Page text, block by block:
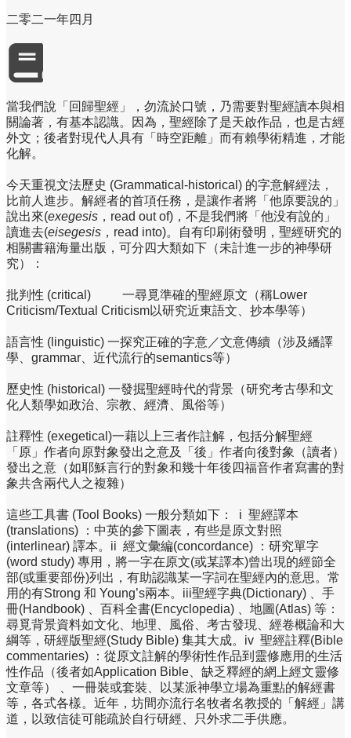
二零二一年四月
當我們說「回歸聖經」，勿流於口號，乃需要對聖經讀本與相
關論著，有基本認識。因為，聖經除了是天啟作品，也是古經
外文；後者對現代人具有「時空距離」而有賴學術精進，才能
化解。
今天重視文法歷史 (Grammatical-historical) 的字意解經法，
比前人進步。解經者的首項任務，是讓作者將「他原要說的」
說出來(exegesis ，read out of)，不是我們將「他没有說的」
讀進去(eisegesis ，read into)。自有印刷術發明，聖經研究的
相關書籍海量出版，可分四大類如下（未計進一步的神學研
究）：
批判性 (critical) 一尋覓準確的聖經原文（稱Lower
Criticism/Textual Criticism以研究近東語文、抄本學等）
語言性 (linguistic) 一探究正確的字意／文意傳續（涉及繙譯
學、grammar、近代流行的semantics等）
歷史性 (historical) 一發掘聖經時代的背景（研究考古學和文
化人類學如政治、宗教、經濟、風俗等）
註釋性 (exegetical)一藉以上三者作註解，包括分解聖經
「原」作者向原對象發出之意及「後」作者向後對象（讀者）
發出之意（如耶穌言行的對象和幾十年後四福音作者寫書的對
象共含兩代人之複雜）
這些工具書 (Tool Books) 一般分類如下： i 聖經譯本
(translations) ：中英的參下圖表，有些是原文對照
(interlinear) 譯本。ii 經文彙編(concordance) ：研究單字
(word study) 專用，將一字在原文(或某譯本)曾出現的經節全
部(或重要部份)列出，有助認識某一字詞在聖經內的意思。常
用的有Strong 和 Young’s兩本。iii聖經字典(Dictionary) 、手
冊(Handbook) 、百科全書(Encyclopedia) 、地圖(Atlas) 等：
尋覓背景資料如文化、地理、風俗、考古發現、經卷概論和大
綱等，研經版聖經(Study Bible) 集其大成。iv 聖經註釋(Bible
commentaries) ：從原文註解的學術性作品到靈修應用的生活
性作品（後者如Application Bible、缺乏釋經的網上經文靈修
文章等） 、一冊裝或套裝、以某派神學立場為重點的解經書
等，各式各樣。近年，坊間亦流行名牧者名教授的「解經」講
道，以致信徒可能疏於自行研經、只外求二手供應。